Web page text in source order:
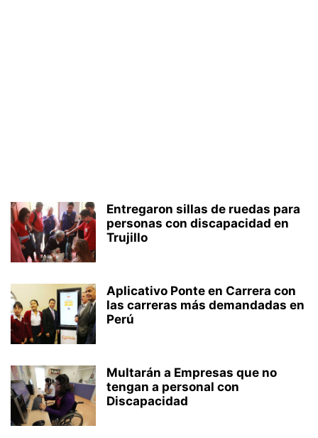
Entregaron sillas de ruedas para
personas con discapacidad en
Trujillo
Aplicativo Ponte en Carrera con
las carreras más demandadas en
Perú
Multarán a Empresas que no
tengan a personal con
Discapacidad